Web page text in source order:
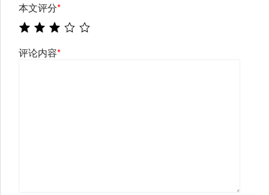
本文评分*
评论内容*